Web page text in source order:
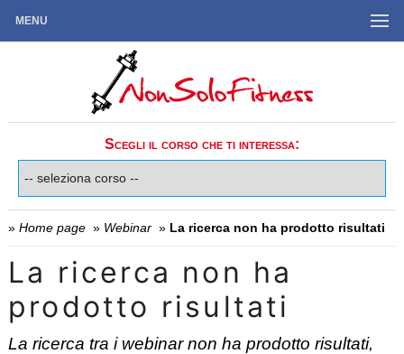
MENU
Scegli il corso che ti interessa:
» Home page » Webinar » La ricerca non ha prodotto risultati
La ricerca non ha
prodotto risultati
La ricerca tra i webinar non ha prodotto risultati,